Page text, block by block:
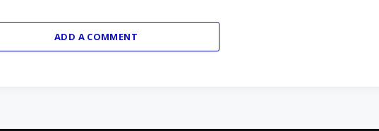
ADD A COMMENT